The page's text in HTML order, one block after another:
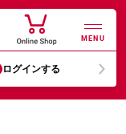
MENU
ログインする